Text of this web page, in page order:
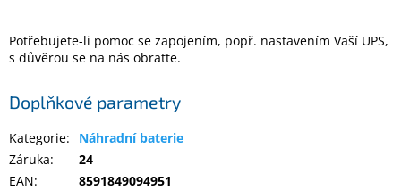
Potřebujete-li pomoc se zapojením, popř. nastavením Vaší UPS,
s důvěrou se na nás obraťte.
Doplňkové parametry
Kategorie:
Náhradní baterie
Záruka:
24
EAN: 8591849094951